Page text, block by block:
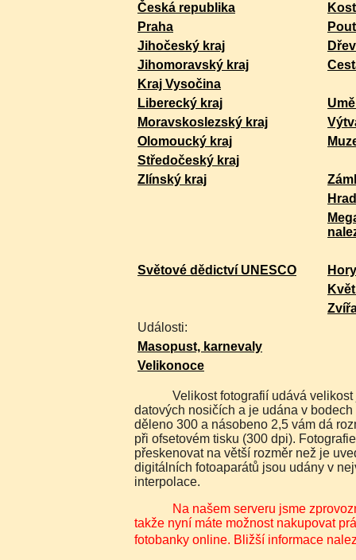
Česká republika
Praha
Jihočeský kraj
Jihomoravský kraj
Kraj Vysočina
Liberecký kraj
Moravskoslezský kraj
Olomoucký kraj
Středočeský kraj
Zlínský kraj
Světové dědictví UNESCO
Hory
Události:
Masopust, karnevaly
Velikonoce
Velikost fotografií udává velikost jakou máme uloženu na
datových nosičích a je udána v
děleno 300 a násobeno 2,5 vám dá
při ofsetovém tisku (300 dpi).
přeskenovat na větší rozměr než je
digitálních fotoaparátů jsou udány v
interpolace.
Na našem serveru jsme zprovoznili elektronický obchod,
takže nyní máte možnost nakupovat
fotobanky online. Bližší informace